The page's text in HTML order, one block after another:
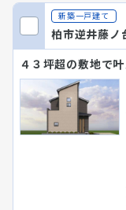
新築一戸建て
柏市逆井藤ノ
４３坪超の敷地で